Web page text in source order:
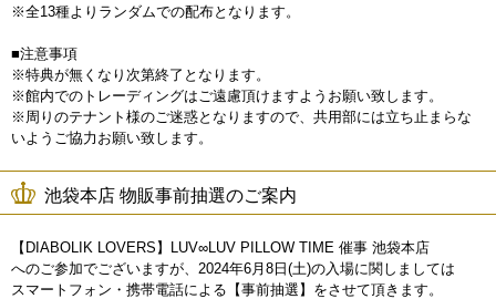
※全13種よりランダムでの配布となります。
■注意事項
※特典が無くなり次第終了となります。
※館内でのトレーディングはご遠慮頂けますようお願い致します。
※周りのテナント様のご迷惑となりますので、共用部には立ち止まらな
いようご協力お願い致します。
池袋本店 物販事前抽選のご案内
【DIABOLIK LOVERS】LUV∞LUV PILLOW TIME 催事 池袋本店
へのご参加でございますが、2024年6月8日(土)の入場に関しましては
スマートフォン・携帯電話による【事前抽選】をさせて頂きます。